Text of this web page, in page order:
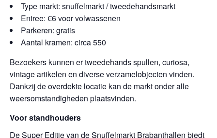
Type markt: snuffelmarkt / tweedehandsmarkt
Entree: €6 voor volwassenen
Parkeren: gratis
Aantal kramen: circa 550
Bezoekers kunnen er tweedehands spullen, curiosa,
vintage artikelen en diverse verzamelobjecten vinden.
Dankzij de overdekte locatie kan de markt onder alle
weersomstandigheden plaatsvinden.
Voor standhouders
De Super Editie van de Snuffelmarkt Brabanthallen biedt